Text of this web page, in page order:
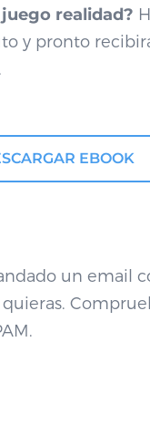
realidad?
y pronto
EBOOK
un email